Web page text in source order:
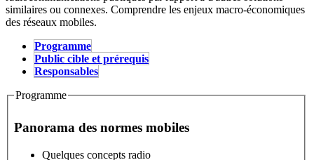
similaires ou connexes. Comprendre les enjeux macro-économiques
des réseaux mobiles.
Stage
Programme
Public cible et prérequis
Responsables
Programme
Panorama des normes mobiles
Quelques concepts radio